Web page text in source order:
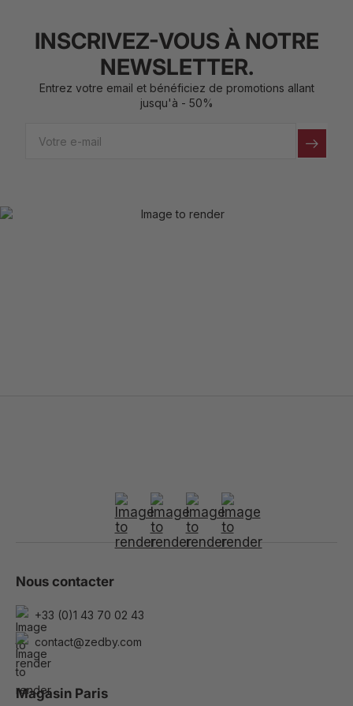
INSCRIVEZ-VOUS À NOTRE
NEWSLETTER.
Entrez votre email et bénéficiez de promotions allant
jusqu'à - 50%
Nous contacter
+33 (0)1 43 70 02 43
contact@zedby.com
Magasin Paris